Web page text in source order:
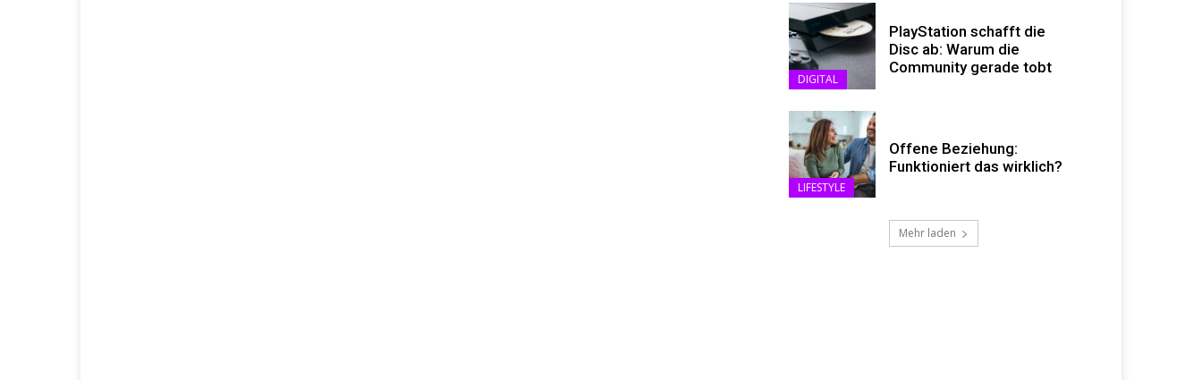
DIGITAL
PlayStation schafft die
Disc ab: Warum die
Community gerade tobt
LIFESTYLE
Offene Beziehung:
Funktioniert das wirklich?
Mehr laden